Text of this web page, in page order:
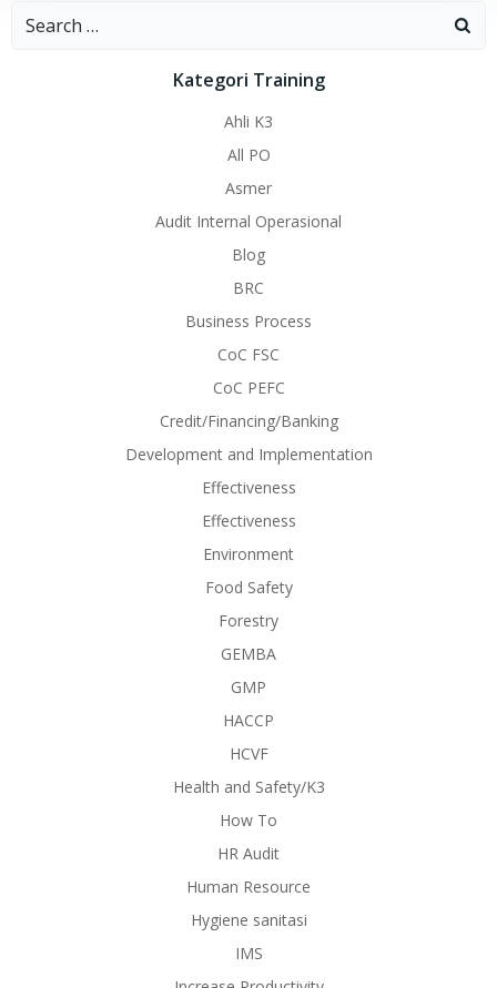
Search
Kategori Training
Ahli K3
All PO
Asmer
Audit Internal Operasional
Blog
BRC
Business Process
CoC FSC
CoC PEFC
Credit/Financing/Banking
Development and Implementation
Effectiveness
Effectiveness
Environment
Food Safety
Forestry
GEMBA
GMP
HACCP
HCVF
Health and Safety/K3
How To
HR Audit
Human Resource
Hygiene sanitasi
IMS